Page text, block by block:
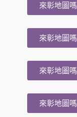
來彰地圖
來彰地圖
來彰地圖
來彰地圖